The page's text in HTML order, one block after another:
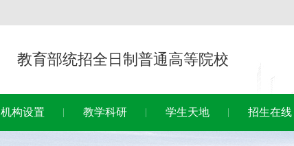
教育部统招全日制普通高等院校
机构设置 教学科研 学生天地 招生在线